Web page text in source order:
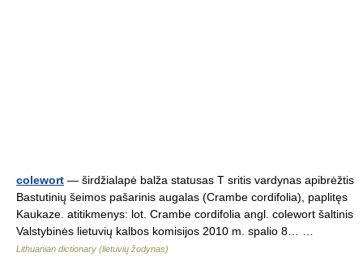
colewort — širdžialapė balža statusas T sritis vardynas apibrėžtis
Bastutinių šeimos pašarinis augalas (Crambe cordifolia), paplitęs
Kaukaze. atitikmenys: lot. Crambe cordifolia angl. colewort šaltinis
Valstybinės lietuvių kalbos komisijos 2010 m. spalio 8… …
Lithuanian dictionary (lietuvių žodynas)